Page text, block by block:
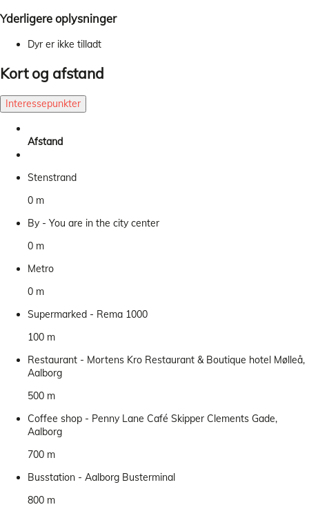
Yderligere oplysninger
Dyr er ikke tilladt
Kort og afstand
Interessepunkter
Afstand
Stenstrand
0 m
By - You are in the city center
0 m
Metro
0 m
Supermarked - Rema 1000
100 m
Restaurant - Mortens Kro Restaurant & Boutique hotel Mølleå,
Aalborg
500 m
Coffee shop - Penny Lane Café Skipper Clements Gade,
Aalborg
700 m
Busstation - Aalborg Busterminal
800 m